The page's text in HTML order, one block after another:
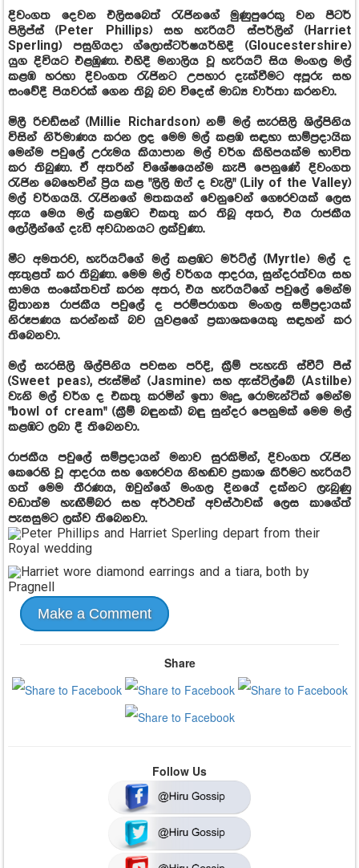
දිවංගත දෙවන එලිසබෙත් රැජිනගේ මුණුපුරෙකු වන පීටර්
පිලිප්ස් (Peter Phillips) සහ හැරියට් ස්පර්ලින් (Harriet
Sperling) පසුගියදා ග්ලොස්ටර්ෂයර්හිදී (Gloucestershire)
යුග දිවියට එළඹුණා. එහිදී මනාලිය වූ හැරියට් සිය මංගල මල්
කළඹ හරහා දිවංගත රැජිනට උපහාර දැක්වීමට අපූරු සහ
සංවේදී පියවරක් ගෙන තිබූ බව විදෙස් මාධ්‍ය වාර්තා කරනවා.
මිලී රිචඩ්සන් (Millie Richardson) නම් මල් සැරසිලි ශිල්පිනිය
විසින් නිර්මාණය කරන ලද මෙම මල් කළඹ සඳහා සාම්ප්‍රදායික
මෙන්ම පවුලේ උරුමය කියාපාන මල් වර්ග කිහිපයක්ම භාවිත
කර තිබුණා. ඒ අතරින් විශේෂයෙන්ම කැපී පෙනුණේ දිවංගත
රැජින බෙහෙවින් ප්‍රිය කළ "ලිලි ඔෆ් ද වැලි" (Lily of the Valley)
මල් වර්ගයයි. රැජිනගේ මතකයන් වෙනුවෙන් ගෞරවයක් ලෙස
ඇය මෙය මල් කළඹට එකතු කර තිබූ අතර, එය රාජකීය
ලෝලීන්ගේ දැඩි අවධානයට ලක්වුණා.
මීට අමතරව, හැරියට්ගේ මල් කළඹට මර්ට්ල් (Myrtle) මල් ද
ඇතුළත් කර තිබුණා. මෙම මල් වර්ගය ආදරය, සුන්දරත්වය සහ
සාමය සංකේතවත් කරන අතර, එය හැරියට්ගේ පවුලේ මෙන්ම
බ්‍රිතාන්‍ය රාජකීය පවුලේ ද පරම්පරාගත මංගල සම්ප්‍රදායක්
නිරූපණය කරන්නක් බව යුවළගේ ප්‍රකාශකයෙකු සඳහන් කර
තිබෙනවා.
මල් සැරසිලි ශිල්පිනිය පවසන පරිදි, ක්‍රීම් පැහැති ස්වීට් පීස්
(Sweet peas), ජැස්මින් (Jasmine) සහ ඇස්ටිල්බේ (Astilbe)
වැනි මල් වර්ග ද එකතු කරමින් ඉතා මෘදු, රොමැන්ටික් මෙන්ම
"bowl of cream" (ක්‍රීම් බඳුනක්) බඳු සුන්දර පෙනුමක් මෙම මල්
කළඹට ලබා දී තිබෙනවා.
රාජකීය පවුලේ සම්ප්‍රදායන් මනාව සුරකිමින්, දිවංගත රැජින
කෙරෙහි වූ ආදරය සහ ගෞරවය නිහඬව ප්‍රකාශ කිරීමට හැරියට්
ගත් මෙම තීරණය, ඔවුන්ගේ මංගල දිනයේ දක්නට ලැබුණු
වඩාත්ම හැඟීම්බර සහ අර්ථවත් අවස්ථාවක් ලෙස කාගේත්
පැසසුමට ලක්ව තිබෙනවා.
Make a Comment
Share
Follow Us